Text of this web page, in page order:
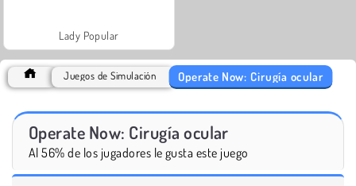
Lady Popular
Juegos de Simulación Operate Now: Cirugía ocular
Operate Now: Cirugía ocular
Al 56% de los jugadores le gusta este juego